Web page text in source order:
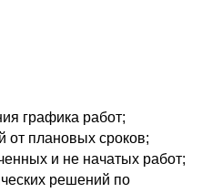
графика работ;
от плановых сроков;
и не начатых работ;
решений по